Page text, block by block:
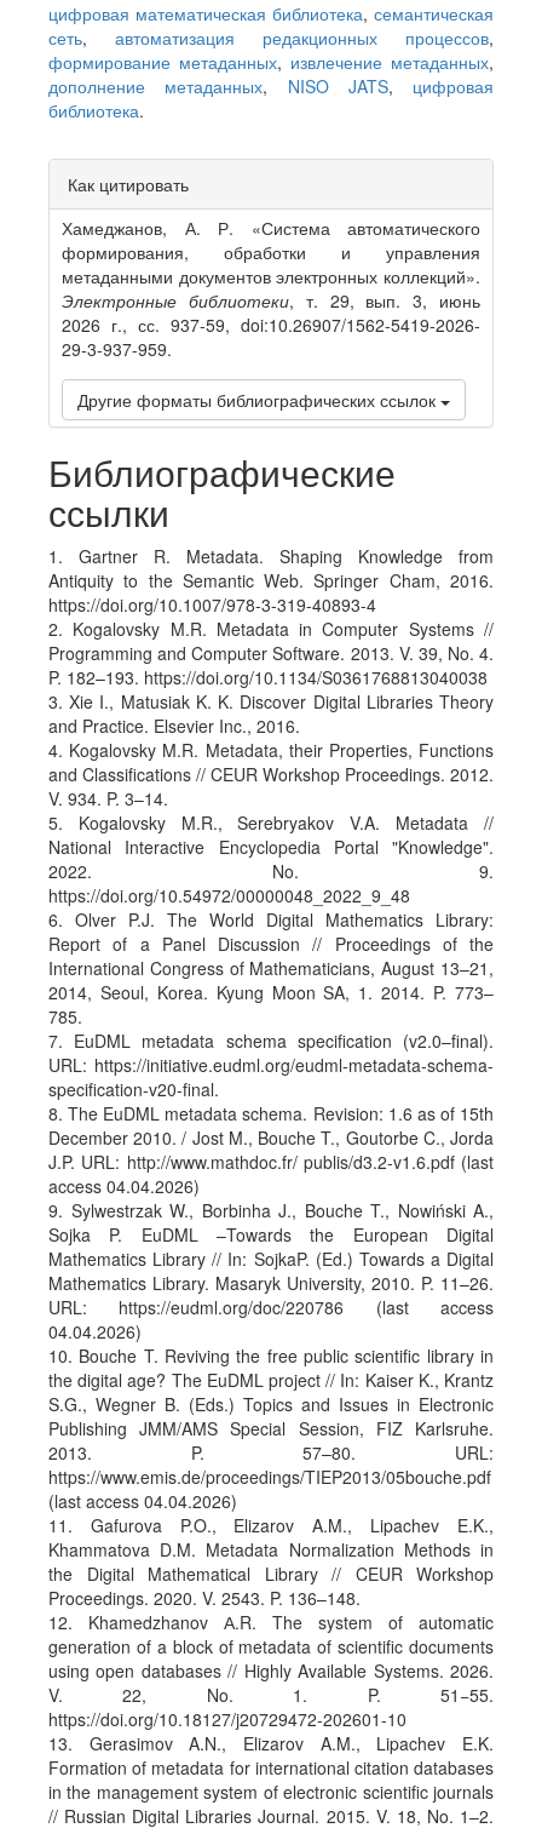
цифровая математическая библиотека, семантическая
сеть, автоматизация редакционных процессов,
формирование метаданных, извлечение метаданных,
дополнение метаданных, NISO JATS, цифровая
библиотека.
Article
Details
Как цитировать
Хамеджанов, А. Р. «Система автоматического
формирования, обработки и управления
метаданными документов электронных коллекций».
Электронные библиотеки, т. 29, вып. 3, июнь
2026 г., сс. 937-59, doi:10.26907/1562-5419-2026-
29-3-937-959.
Другие форматы библиографических ссылок
Библиографические
ссылки
1. Gartner R. Metadata. Shaping Knowledge from
Antiquity to the Semantic Web. Springer Cham, 2016.
https://doi.org/10.1007/978-3-319-40893-4
2. Kogalovsky M.R. Metadata in Computer Systems //
Programming and Computer Software. 2013. V. 39, No. 4.
P. 182–193. https://doi.org/10.1134/S0361768813040038
3. Xie I., Matusiak K. K. Discover Digital Libraries Theory
and Practice. Elsevier Inc., 2016.
4. Kogalovsky M.R. Metadata, their Properties, Functions
and Classifications // CEUR Workshop Proceedings. 2012.
V. 934. P. 3–14.
5. Kogalovsky M.R., Serebryakov V.A. Metadata //
National Interactive Encyclopedia Portal "Knowledge".
2022. No. 9.
https://doi.org/10.54972/00000048_2022_9_48
6. Olver P.J. The World Digital Mathematics Library:
Report of a Panel Discussion // Proceedings of the
International Congress of Mathematicians, August 13–21,
2014, Seoul, Korea. Kyung Moon SA, 1. 2014. P. 773–
785.
7. EuDML metadata schema specification (v2.0–final).
URL: https://initiative.eudml.org/eudml-metadata-schema-
specification-v20-final.
8. The EuDML metadata schema. Revision: 1.6 as of 15th
December 2010. / Jost M., Bouche T., Goutorbe C., Jorda
J.P. URL: http://www.mathdoc.fr/ publis/d3.2-v1.6.pdf (last
access 04.04.2026)
9. Sylwestrzak W., Borbinha J., Bouche T., Nowiński A.,
Sojka P. EuDML –Towards the European Digital
Mathematics Library // In: SojkaP. (Ed.) Towards a Digital
Mathematics Library. Masaryk University, 2010. P. 11–26.
URL: https://eudml.org/doc/220786 (last access
04.04.2026)
10. Bouche T. Reviving the free public scientific library in
the digital age? The EuDML project // In: Kaiser K., Krantz
S.G., Wegner B. (Eds.) Topics and Issues in Electronic
Publishing JMM/AMS Special Session, FIZ Karlsruhe.
2013. P. 57–80. URL:
https://www.emis.de/proceedings/TIEP2013/05bouche.pdf
(last access 04.04.2026)
11. Gafurova P.O., Elizarov A.M., Lipachev E.K.,
Khammatova D.M. Metadata Normalization Methods in
the Digital Mathematical Library // CEUR Workshop
Proceedings. 2020. V. 2543. P. 136–148.
12. Khamedzhanov А.R. The system of automatic
generation of a block of metadata of scientific documents
using open databases // Highly Available Systems. 2026.
V. 22, No. 1. P. 51−55.
https://doi.org/10.18127/j20729472-202601-10
13. Gerasimov A.N., Elizarov A.M., Lipachev E.K.
Formation of metadata for international citation databases
in the management system of electronic scientific journals
// Russian Digital Libraries Journal. 2015. V. 18, No. 1–2.